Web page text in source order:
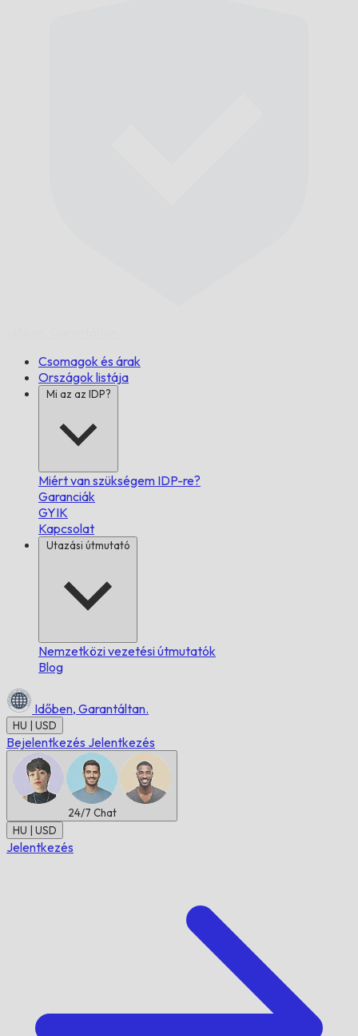
Csomagok és árak
Országok listája
Mi az az IDP?
Miért van szükségem IDP-re?
Garanciák
GYIK
Kapcsolat
Utazási útmutató
Nemzetközi vezetési útmutatók
Blog
Időben, Garantáltan.
HU | USD
Bejelentkezés Jelentkezés
24/7 Chat
HU | USD
Jelentkezés